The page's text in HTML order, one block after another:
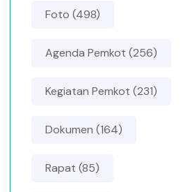
Foto (498)
Agenda Pemkot (256)
Kegiatan Pemkot (231)
Dokumen (164)
Rapat (85)